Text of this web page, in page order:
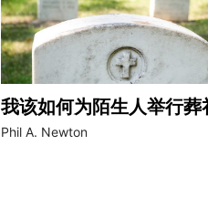
我该如何为陌生人举行葬
Phil A. Newton